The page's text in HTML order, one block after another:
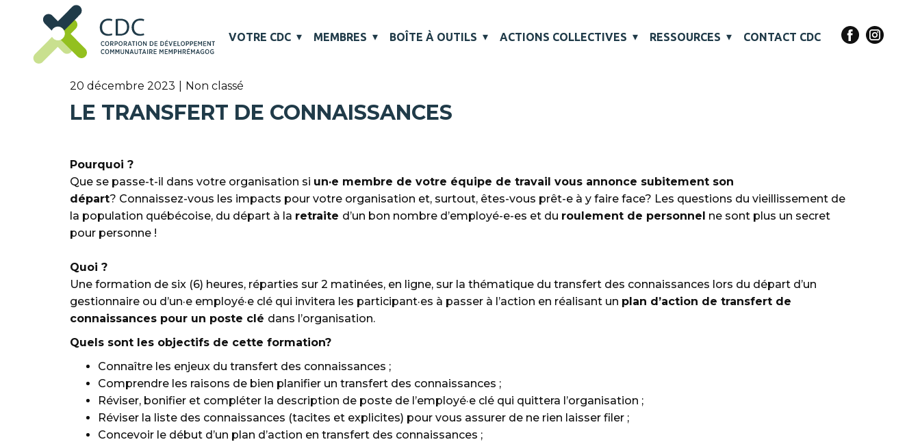
VOTRE CDC MEMBRES BOÎTE À OUTILS ACTIONS COLLECTIVES RESSOURCES CONTACT CDC
20 décembre 2023 Non classé
LE TRANSFERT DE CONNAISSANCES
Pourquoi ?
Que se passe-t-il dans votre organisation si un·e membre de votre équipe de travail vous annonce subitement son
départ? Connaissez-vous les impacts pour votre organisation et, surtout, êtes-vous prêt-e à y faire face? Les questions du vieillissement de
la population québécoise, du départ à la retraite d’un bon nombre d’employé-e-es et du roulement de personnel ne sont plus un secret
pour personne !
Quoi ?
Une formation de six (6) heures, réparties sur 2 matinées, en ligne, sur la thématique du transfert des connaissances lors du départ d’un
gestionnaire ou d’un·e employé·e clé qui invitera les participant·es à passer à l’action en réalisant un plan d’action de transfert de
connaissances pour un poste clé dans l’organisation.
Quels sont les objectifs de cette formation?
Connaître les enjeux du transfert des connaissances ;
Comprendre les raisons de bien planifier un transfert des connaissances ;
Réviser, bonifier et compléter la description de poste de l’employé·e clé qui quittera l’organisation ;
Réviser la liste des connaissances (tacites et explicites) pour vous assurer de ne rien laisser filer ;
Concevoir le début d’un plan d’action en transfert des connaissances ;